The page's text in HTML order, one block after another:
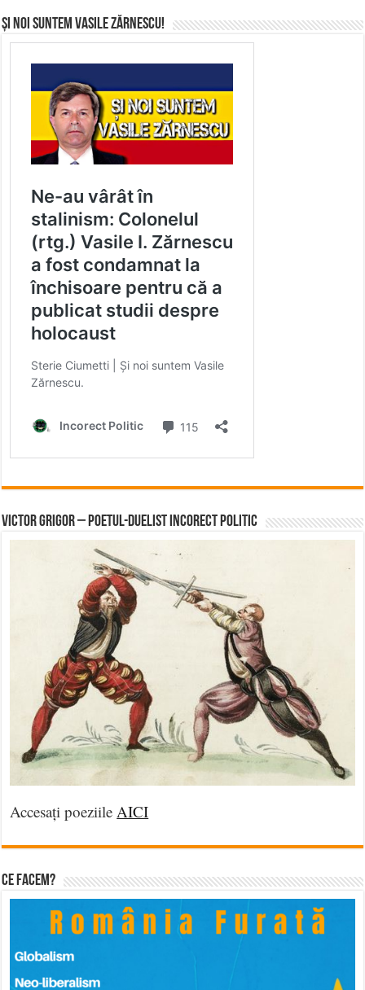
Și noi suntem Vasile Zărnescu!
Victor Grigor – Poetul-Duelist Incorect Politic
Accesați poeziile AICI
Ce facem?